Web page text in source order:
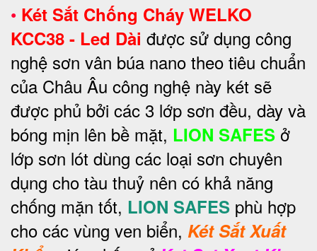
• Két Sắt Chống Cháy WELKO
KCC38 - Led Dài được sử dụng công
nghệ sơn vân búa nano theo tiêu chuẩn
của Châu Âu công nghệ này két sẽ
được phủ bởi các 3 lớp sơn đều, dày và
bóng mịn lên bề mặt, LION SAFES ở
lớp sơn lót dùng các loại sơn chuyên
dụng cho tàu thuỷ nên có khả năng
chống mặn tốt, LION SAFES phù hợp
cho các vùng ven biển, Két Sắt Xuất